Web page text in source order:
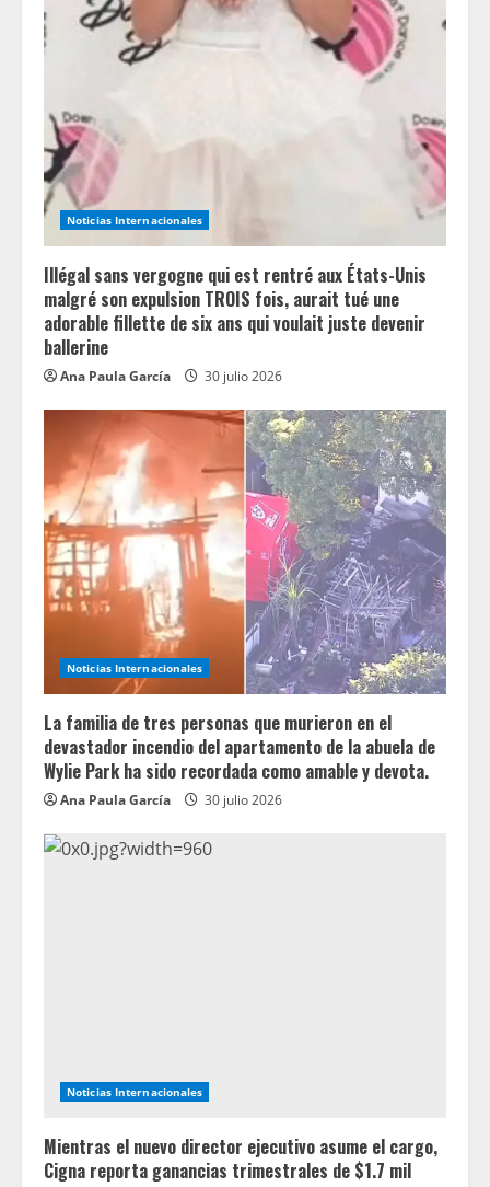
R
a
d
i
n
g
Noticias Internacionales
Illégal sans vergogne qui est rentré aux États-Unis
malgré son expulsion TROIS fois, aurait tué une
adorable fillette de six ans qui voulait juste devenir
ballerine
Ana Paula García 30 julio 2026
Noticias Internacionales
La familia de tres personas que murieron en el
devastador incendio del apartamento de la abuela de
Wylie Park ha sido recordada como amable y devota.
Ana Paula García 30 julio 2026
Noticias Internacionales
Mientras el nuevo director ejecutivo asume el cargo,
Cigna reporta ganancias trimestrales de $1.7 mil